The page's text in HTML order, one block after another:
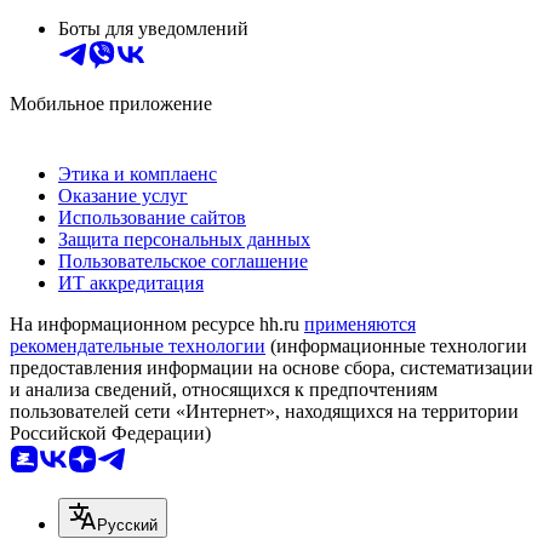
Боты для уведомлений
Мобильное приложение
Этика и комплаенс
Оказание услуг
Использование сайтов
Защита персональных данных
Пользовательское соглашение
ИТ аккредитация
На информационном ресурсе hh.ru применяются
рекомендательные технологии (информационные технологии
предоставления информации на основе сбора, систематизации
и анализа сведений, относящихся к предпочтениям
пользователей сети «Интернет», находящихся на территории
Российской Федерации)
Русский